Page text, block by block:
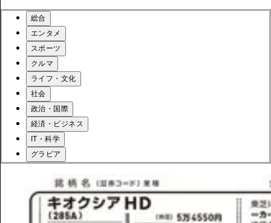
総合
エンタメ
スポーツ
クルマ
ライフ・文化
社会
政治・国際
経済・ビジネス
IT・科学
グラビア